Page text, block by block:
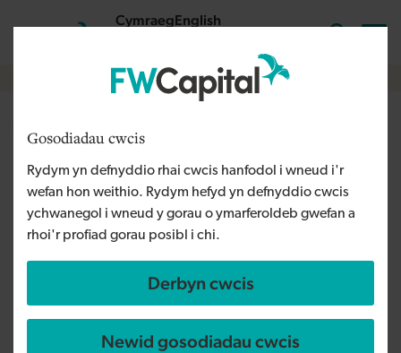
Gosodiadau cwcis
Rydym yn defnyddio rhai cwcis hanfodol i wneud i'r
wefan hon weithio. Rydym hefyd yn defnyddio cwcis
ychwanegol i wneud y gorau o ymarferoldeb gwefan a
rhoi'r profiad gorau posibl i chi.
Derbyn cwcis
Newid gosodiadau cwcis
CymraegEnglish
Breadcrumb
Y Drenewydd
Rydym yn cynnig benthyciadau ac
ecwiti allan o'n swyddfa yn y
Drenewydd i helpu busnesau
Canolbarth Cymru